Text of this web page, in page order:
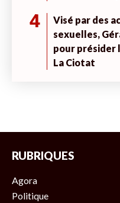
4
Visé par des
sexuelles,
pour présider
La Ciotat
RUBRIQUES
Agora
Politique